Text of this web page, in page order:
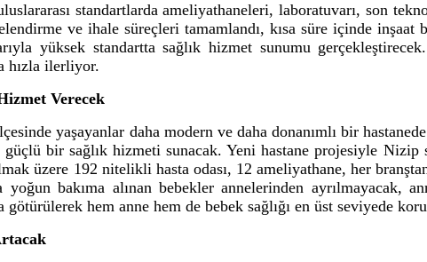
standartlarda ameliyathaneleri, laboratuvarı, son
ve ihale süreçleri tamamlandı, kısa süre içinde
yüksek standartta sağlık hizmet sunumu
hızla ilerliyor.
Verecek
yaşayanlar daha modern ve daha donanımlı bir
bir sağlık hizmeti sunacak. Yeni hastane projesiyle
üzere 192 nitelikli hasta odası, 12 ameliyathane, her
yoğun bakıma alınan bebekler annelerinden
götürülerek hem anne hem de bebek sağlığı en üst seviyede